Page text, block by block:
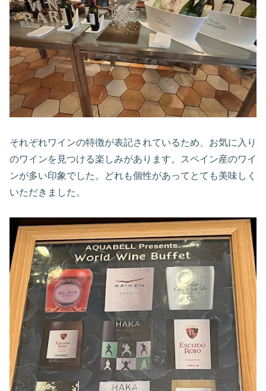
それぞれワインの特徴が表記されているため、お気に入り
のワインを見つける楽しみがあります。スペイン産のワイ
ンが多い印象でした。どれも個性があってとても美味しく
いただきました。